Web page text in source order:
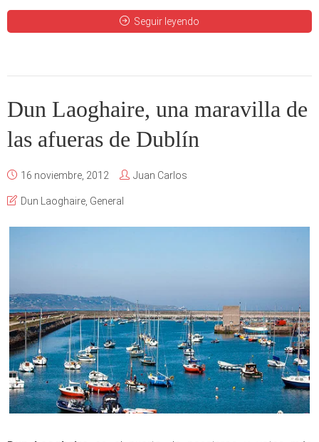
Seguir leyendo
Dun Laoghaire, una maravilla de
las afueras de Dublín
16 noviembre, 2012 Juan Carlos
Dun Laoghaire, General